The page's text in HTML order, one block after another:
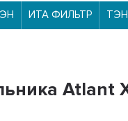
ИТА ФИЛЬТР
Atlant